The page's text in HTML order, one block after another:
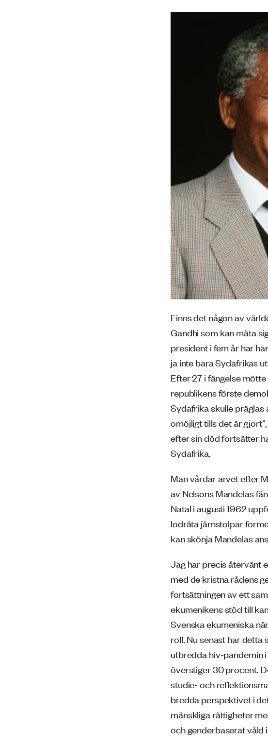
Finns det någon av
Gandhi som kan mäta
president i fem år har
ja inte bara Sydafrikas
Efter 27 i fängelse
republikens förste
Sydafrika skulle präglas
omöjligt tills det är
efter sin död fortsätter
Sydafrika.
Man vårdar arvet efter
av Nelsons Mandelas
Natal i augusti 1962
lodräta järnstolpar
kan skönja Mandelas
Jag har precis återvänt
med de kristna rådens
fortsättningen av ett
ekumenikens stöd till
Svenska ekumeniska
roll. Nu senast har
utbredda hiv-pandemin
överstiger 30 procent.
studie- och
bredda perspektivet i
mänskliga rättigheter
och genderbaserat våld